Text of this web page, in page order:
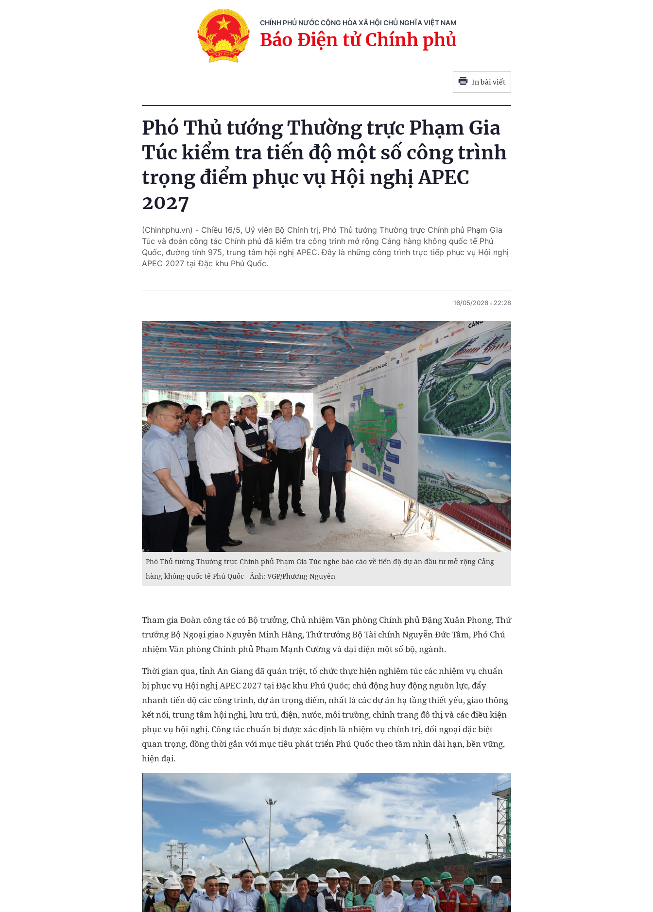
CHÍNH PHỦ NƯỚC CỘNG HÒA XÃ HỘI CHỦ NGHĨA VIỆT NAM
Báo Điện tử Chính phủ
In bài viết
Phó Thủ tướng Thường trực Phạm Gia
Túc kiểm tra tiến độ một số công trình
trọng điểm phục vụ Hội nghị APEC
2027
(Chinhphu.vn) - Chiều 16/5, Uỷ viên Bộ Chính trị, Phó Thủ tướng Thường trực Chính phủ Phạm Gia
Túc và đoàn công tác Chính phủ đã kiểm tra công trình mở rộng Cảng hàng không quốc tế Phú
Quốc, đường tỉnh 975, trung tâm hội nghị APEC. Đây là những công trình trực tiếp phục vụ Hội nghị
APEC 2027 tại Đặc khu Phú Quốc.
16/05/2026 22:28
Phó Thủ tướng Thường trực Chính phủ Phạm Gia Túc nghe báo cáo về tiến độ dự án đầu tư mở rộng Cảng
hàng không quốc tế Phú Quốc - Ảnh: VGP/Phương Nguyên
Tham gia Đoàn công tác có Bộ trưởng, Chủ nhiệm Văn phòng Chính phủ Đặng Xuân Phong, Thứ
trưởng Bộ Ngoại giao Nguyễn Minh Hằng, Thứ trưởng Bộ Tài chính Nguyễn Đức Tâm, Phó Chủ
nhiệm Văn phòng Chính phủ Phạm Mạnh Cường và đại diện một số bộ, ngành.
Thời gian qua, tỉnh An Giang đã quán triệt, tổ chức thực hiện nghiêm túc các nhiệm vụ chuẩn
bị phục vụ Hội nghị APEC 2027 tại Đặc khu Phú Quốc; chủ động huy động nguồn lực, đẩy
nhanh tiến độ các công trình, dự án trọng điểm, nhất là các dự án hạ tầng thiết yếu, giao thông
kết nối, trung tâm hội nghị, lưu trú, điện, nước, môi trường, chỉnh trang đô thị và các điều kiện
phục vụ hội nghị. Công tác chuẩn bị được xác định là nhiệm vụ chính trị, đối ngoại đặc biệt
quan trọng, đồng thời gắn với mục tiêu phát triển Phú Quốc theo tầm nhìn dài hạn, bền vững,
hiện đại.